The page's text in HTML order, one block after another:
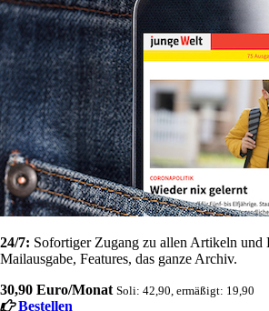
24/7: Sofortiger Zugang zu allen Artikeln und
Mailausgabe, Features, das ganze Archiv.
30,90 Euro/Monat Soli: 42,90, ermäßigt: 19,90
Bestellen